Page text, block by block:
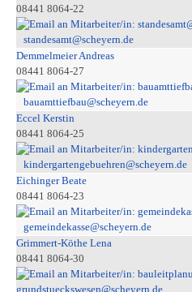
08441 8064-22
standesamt@scheyern.de
Demmelmeier Andreas
08441 8064-27
bauamttiefbau@scheyern.de
Eccel Kerstin
08441 8064-25
kindergartengebuehren@scheyern.de
Eichinger Beate
08441 8064-23
gemeindekasse@scheyern.de
Grimmert-Köthe Lena
08441 8064-30